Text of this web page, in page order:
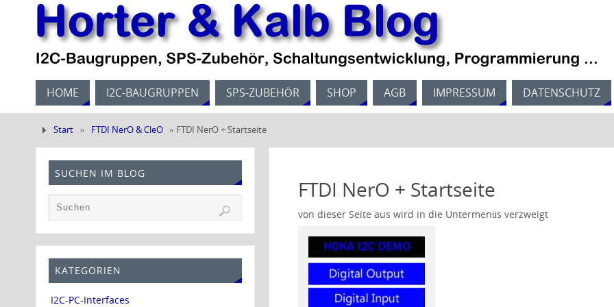
HOME I2C-BAUGRUPPEN SPS-ZUBEHÖR SHOP AGB IMPRESSUM DATENSCHUTZ
Start » FTDI NerO & CleO » FTDI NerO + Startseite
FTDI NerO + Startseite
von dieser Seite aus wird in die Untermenüs verzweigt
SUCHEN IM BLOG
KATEGORIEN
I2C-PC-Interfaces